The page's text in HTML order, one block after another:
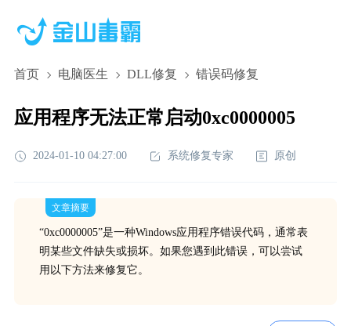
首页 电脑医生 DLL修复 错误码修复
应用程序无法正常启动0xc0000005
2024-01-10 04:27:00 系统修复专家 原创
文章摘要
“0xc0000005”是一种Windows应用程序错误代码，通常表
明某些文件缺失或损坏。如果您遇到此错误，可以尝试
用以下方法来修复它。